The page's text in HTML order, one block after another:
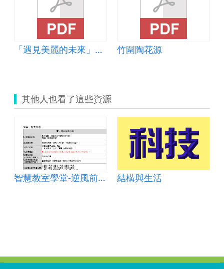
「遇見美麗的未來」課程
竹圍陶花源
其他人也看了這些資源
智慧教室學堂-逆風前行車
結構與生活